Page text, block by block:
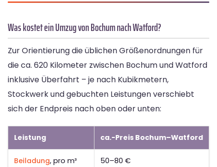
Was kostet ein Umzug von Bochum nach Watford?
Zur Orientierung die üblichen Größenordnungen für
die ca. 620 Kilometer zwischen Bochum und Watford
inklusive Überfahrt – je nach Kubikmetern,
Stockwerk und gebuchten Leistungen verschiebt
sich der Endpreis nach oben oder unten:
Leistung ca.-Preis Bochum–Watford
Beiladung, pro m³ 50–80 €